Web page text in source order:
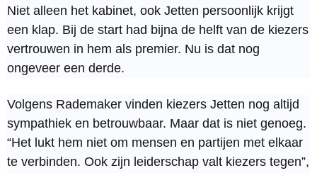
Niet alleen het kabinet, ook Jetten persoonlijk krijgt
een klap. Bij de start had bijna de helft van de kiezers
vertrouwen in hem als premier. Nu is dat nog
ongeveer een derde.
Volgens Rademaker vinden kiezers Jetten nog altijd
sympathiek en betrouwbaar. Maar dat is niet genoeg.
“Het lukt hem niet om mensen en partijen met elkaar
te verbinden. Ook zijn leiderschap valt kiezers tegen”,